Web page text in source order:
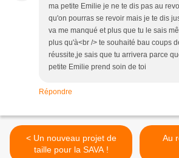
ma petite Emilie je ne te dis pas au
qu'on pourras se revoir mais je te dis
va me manqué et plus que tu le sais
plus qu'à<br /> te souhaité bau coups
réussite,je sais que tu arrivera parce
petite Emilie prend soin de toi
Répondre
< Un nouveau projet de
taille pour la SAVA !